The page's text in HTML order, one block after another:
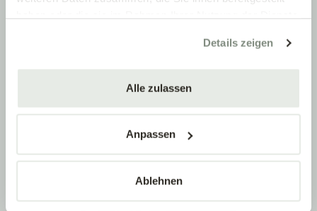
Details zeigen
Alle zulassen
Anpassen
Ablehnen